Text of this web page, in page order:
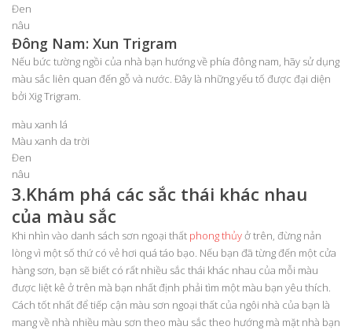
Đen
nâu
Đông Nam: Xun Trigram
Nếu bức tường ngồi của nhà bạn hướng về phía đông nam, hãy sử dụng
màu sắc liên quan đến gỗ và nước. Đây là những yếu tố được đại diện
bởi Xig Trigram.
màu xanh lá
Màu xanh da trời
Đen
nâu
3.Khám phá các sắc thái khác nhau
của màu sắc
Khi nhìn vào danh sách sơn ngoại thất phong thủyở trên, đừng nản
lòng vì một số thứ có vẻ hơi quá táo bạo. Nếu bạn đã từng đến một cửa
hàng sơn, bạn sẽ biết có rất nhiều sắc thái khác nhau của mỗi màu
được liệt kê ở trên mà bạn nhất định phải tìm một màu bạn yêu thích.
Cách tốt nhất để tiếp cận màu sơn ngoại thất của ngôi nhà của bạn là
mang về nhà nhiều màu sơn theo màu sắc theo hướng mà mặt nhà bạn